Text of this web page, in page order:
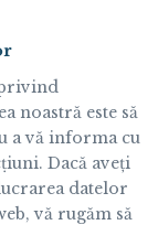
privind
noastră este să
a vă informa cu
Dacă aveți
datelor
vă rugăm să